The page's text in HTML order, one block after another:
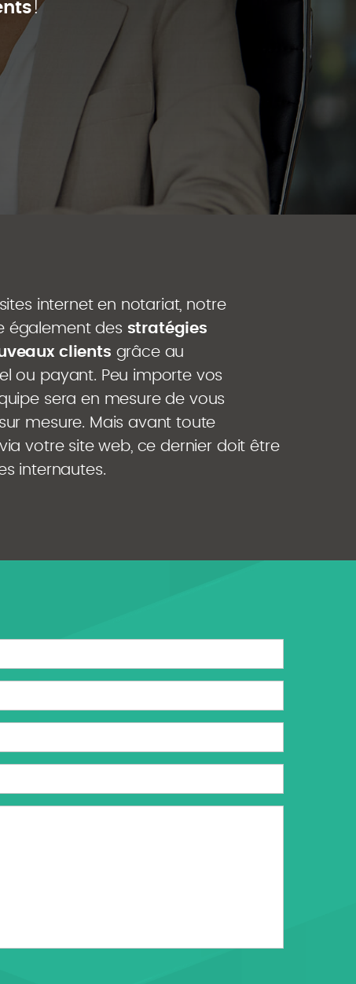
!
internet en notariat, notre
également des stratégies
clients grâce au
ou payant. Peu importe vos
sera en mesure de vous
mesure. Mais avant toute
votre site web, ce dernier doit être
internautes.